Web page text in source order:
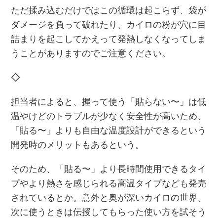
ただ揉み込むだけではこの循環は起こらず、袋が
ダメージを負って破れたり、カイロの粉が穴に目
詰まりを起こしてかえって発熱しなくなってしま
うことがありますのでご注意ください。
◇
担当者によると、握って使う「貼らない〜」は低
温やけどのトラブルが少なく安全性が高いため、
「貼る〜」よりも自由な温度設計ができるという
開発時のメリットもあるという。
そのため、「貼る〜」より⾧時間使用できるタイ
プやより熱さを感じられる高温タイプなども発売
されているとか。意外と奥が深いカイロの世界、
次に使うときは伝授してもらった使い方を試そう